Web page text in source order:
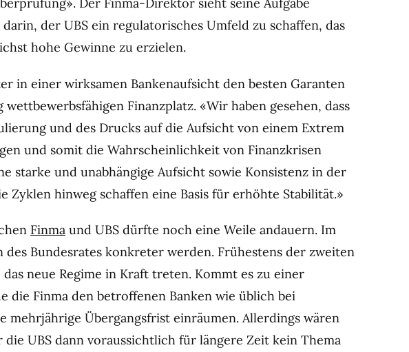
der UBS ein regulatorisches Umfeld zu schaffen, das
hohe Gewinne zu erzielen.
in einer wirksamen Bankenaufsicht den besten Garanten
Finanzplatz. «Wir haben gesehen, dass
und des Drucks auf die Aufsicht von einem Extrem
und somit die Wahrscheinlichkeit von Finanzkrisen
starke und unabhängige Aufsicht sowie Konsistenz in der
Zyklen hinweg schaffen eine Basis für erhöhte Stabilität.»
Finma und UBS dürfte noch eine Weile andauern. Im
des Bundesrates konkreter werden. Frühestens der zweiten
neue Regime in Kraft treten. Kommt es zu einer
die Finma den betroffenen Banken wie üblich bei
mehrjährige Übergangsfrist einräumen. Allerdings wären
UBS dann voraussichtlich für längere Zeit kein Thema